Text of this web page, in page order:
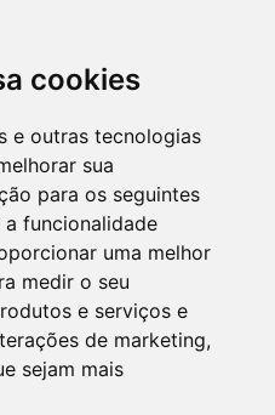
cookies
e outras tecnologias
sua
para os seguintes
funcionalidade
uma melhor
medir o seu
e serviços e
de marketing,
sejam mais